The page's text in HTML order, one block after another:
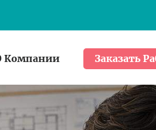
Компании Заказать